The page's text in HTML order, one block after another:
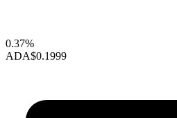
0.37%
ADA$0.1999